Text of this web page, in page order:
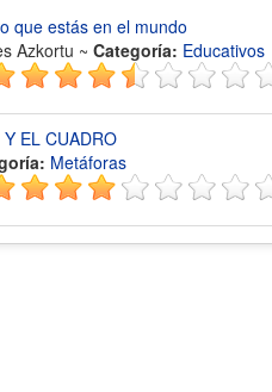
que estás en el mundo
Azkortu ~ Categoría: Educativos
EL CUADRO
Metáforas